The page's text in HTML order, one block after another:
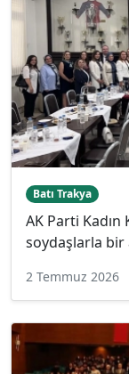
Batı Trakya
AK Parti Kadın
soydaşlarla bir
2 Temmuz 2026